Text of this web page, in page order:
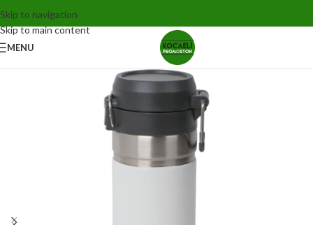
Skip to navigation
Skip to main content
MENU